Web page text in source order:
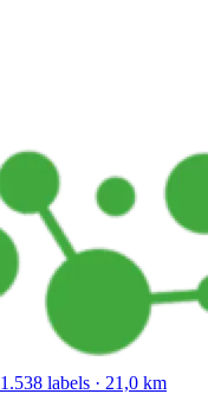
1.538 labels · 21,0 km